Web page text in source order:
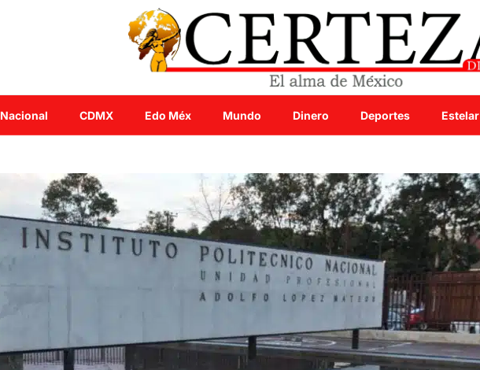
Nacional CDMX Edo Méx Mundo Dinero Deportes Estelar